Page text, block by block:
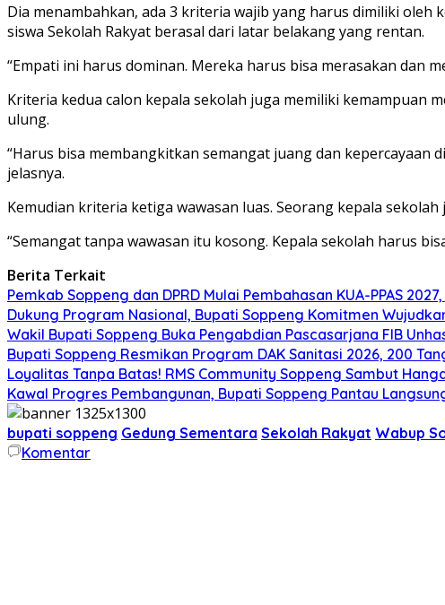
Dia menambahkan, ada 3 kriteria wajib yang harus dimiliki
siswa Sekolah Rakyat berasal dari latar belakang yang rentan.
“Empati ini harus dominan. Mereka harus bisa merasakan dan
Kriteria kedua calon kepala sekolah juga memiliki kemampuan
ulung.
“Harus bisa membangkitkan semangat juang dan kepercayaan
jelasnya.
Kemudian kriteria ketiga wawasan luas. Seorang kepala
“Semangat tanpa wawasan itu kosong. Kepala sekolah harus
Berita Terkait
Pemkab Soppeng dan DPRD Mulai Pembahasan KUA-PPAS
Dukung Program Nasional, Bupati Soppeng Komitmen
Wakil Bupati Soppeng Buka Pengabdian Pascasarjana FIB
Bupati Soppeng Resmikan Program DAK Sanitasi 2026, 200
Loyalitas Tanpa Batas! RMS Community Soppeng Sambut
Kawal Progres Pembangunan, Bupati Soppeng Pantau
bupati soppeng Gedung Sementara Sekolah Rakyat Wabup
Komentar